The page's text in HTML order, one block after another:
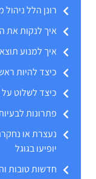
רונן הלל ניהול
איך לנקות את
איך למנוע
כיצד להיות
כיצד לשלוט על
פתרונות
נעצרת או
יופיעו בגוגל
חדשות טובות